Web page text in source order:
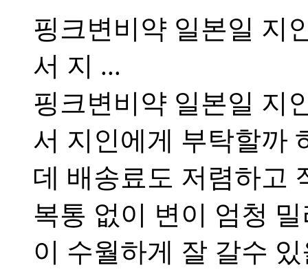
핑크변비약 일본일 지
서 지 ...
핑크변비약 일본일 지
서 지인에게 부탁할까
데 배송료도 저렴하고
복통 없이 변이 엄청
이 수월하게 잘 갈수